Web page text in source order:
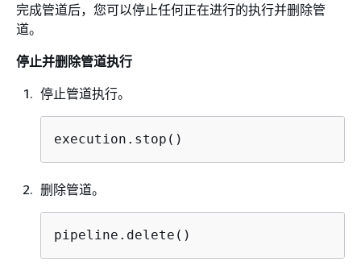
完成管道后，您可以停止任何正在进行的执行并删除管
道。
停止并删除管道执行
停止管道执行。
execution.stop()
删除管道。
pipeline.delete()